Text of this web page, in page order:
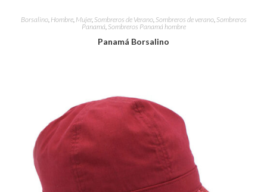
Borsalino, Hombre, Mujer, Sombreros de Verano, Sombreros de verano, Sombreros
Panamá Sombreros Panamá hombre
Panamá Borsalino